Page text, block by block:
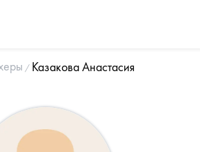
Казакова Анастасия